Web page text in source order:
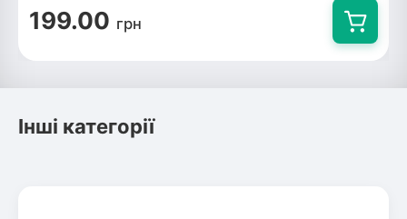
199.00 грн
Інші категорії